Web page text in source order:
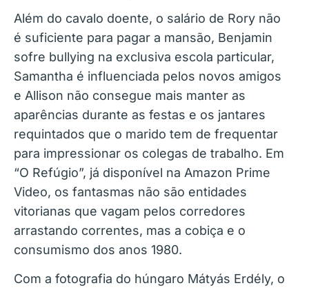
Além do cavalo doente, o salário de Rory não
é suficiente para pagar a mansão, Benjamin
sofre bullying na exclusiva escola particular,
Samantha é influenciada pelos novos amigos
e Allison não consegue mais manter as
aparências durante as festas e os jantares
requintados que o marido tem de frequentar
para impressionar os colegas de trabalho. Em
“O Refúgio”, já disponível na Amazon Prime
Video, os fantasmas não são entidades
vitorianas que vagam pelos corredores
arrastando correntes, mas a cobiça e o
consumismo dos anos 1980.
Com a fotografia do húngaro Mátyás Erdély, o